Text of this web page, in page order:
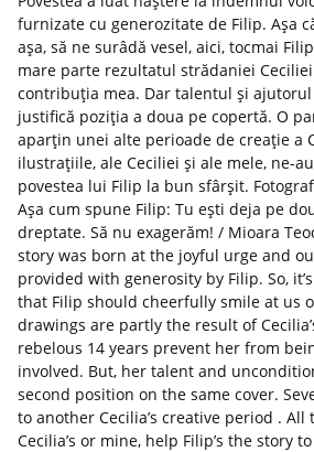
furnizate cu generozitate de Filip. Așa
așa, să ne surâdă vesel, aici, tocmai
mare parte rezultatul strădaniei
contribuția mea. Dar talentul și
justifică poziția a doua pe copertă. O
aparțin unei alte perioade de creație a
ilustrațiile, ale Ceciliei și ale mele, ne-
povestea lui Filip la bun sfârșit.
Așa cum spune Filip: Tu ești deja pe
dreptate. Să nu exagerăm! / Mioara
story was born at the joyful urge and
provided with generosity by Filip. So,
that Filip should cheerfully smile at us
drawings are partly the result of
rebelous 14 years prevent her from
involved. But, her talent and
second position on the same cover.
to another Cecilia’s creative period .
Cecilia’s or mine, help Filipʼs the story